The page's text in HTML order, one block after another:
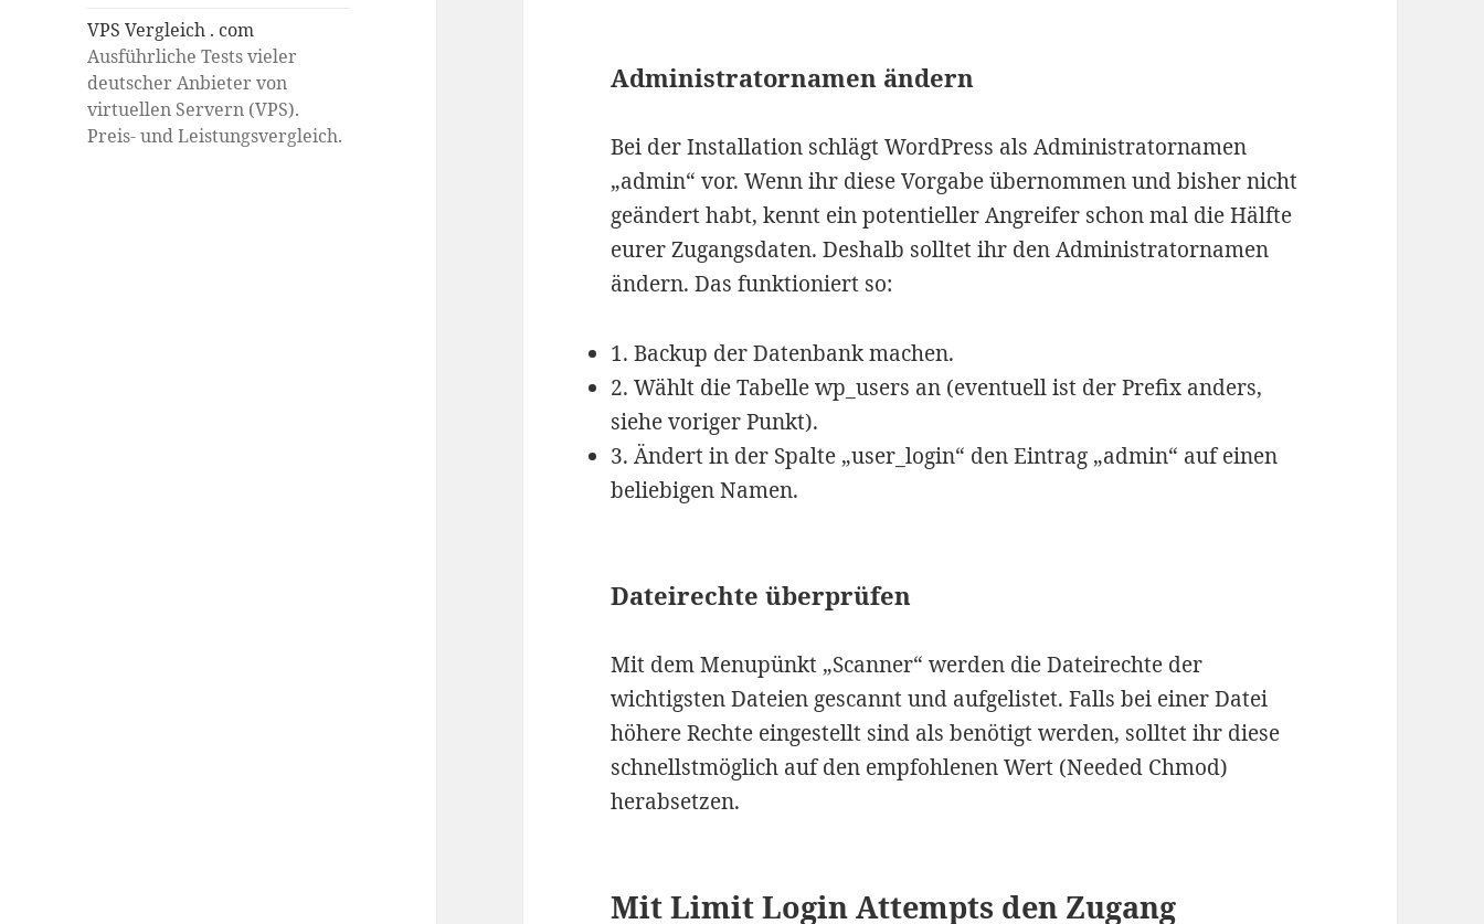
VPS Vergleich . com
Ausführliche Tests vieler
deutscher Anbieter von
virtuellen Servern (VPS).
Preis- und Leistungsvergleich.
Administratornamen ändern
Bei der Installation schlägt WordPress als Administratornamen
„admin“ vor. Wenn ihr diese Vorgabe übernommen und bisher nicht
geändert habt, kennt ein potentieller Angreifer schon mal die Hälfte
eurer Zugangsdaten. Deshalb solltet ihr den Administratornamen
ändern. Das funktioniert so:
1. Backup der Datenbank machen.
2. Wählt die Tabelle wp_users an (eventuell ist der Prefix anders,
siehe voriger Punkt).
3. Ändert in der Spalte „user_login“ den Eintrag „admin“ auf einen
beliebigen Namen.
Dateirechte überprüfen
Mit dem Menupünkt „Scanner“ werden die Dateirechte der
wichtigsten Dateien gescannt und aufgelistet. Falls bei einer Datei
höhere Rechte eingestellt sind als benötigt werden, solltet ihr diese
schnellstmöglich auf den empfohlenen Wert (Needed Chmod)
herabsetzen.
Mit Limit Login Attempts den Zugang